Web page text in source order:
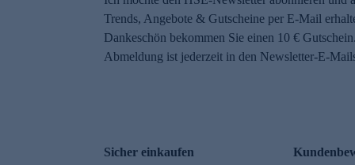
Trends, Angebote & Gutscheine per E-Mail
Dankeschön bekommen Sie einen 10 €
Abmeldung ist jederzeit in den Newsletter-E-
Sicher einkaufen